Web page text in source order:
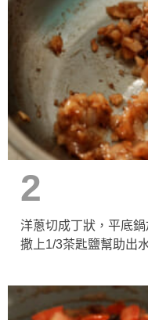
2
洋蔥切成丁狀，平底
撒上1/3茶匙鹽幫助出